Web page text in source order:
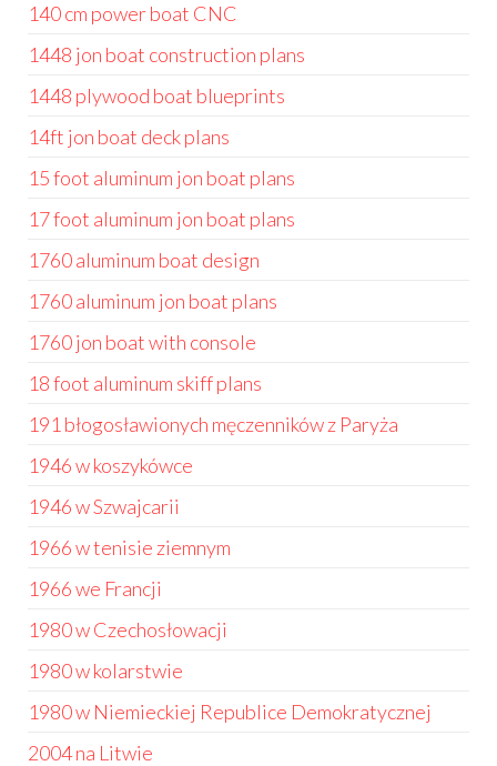
140 cm power boat CNC
1448 jon boat construction plans
1448 plywood boat blueprints
14ft jon boat deck plans
15 foot aluminum jon boat plans
17 foot aluminum jon boat plans
1760 aluminum boat design
1760 aluminum jon boat plans
1760 jon boat with console
18 foot aluminum skiff plans
191 błogosławionych męczenników z Paryża
1946 w koszykówce
1946 w Szwajcarii
1966 w tenisie ziemnym
1966 we Francji
1980 w Czechosłowacji
1980 w kolarstwie
1980 w Niemieckiej Republice Demokratycznej
2004 na Litwie